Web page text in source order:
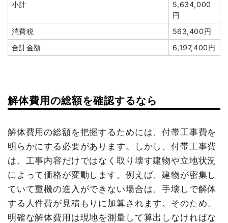
鉄骨造工場1階建て
坪数 47坪
建物解体費用 72万7,000円
鉄骨造工場47坪1階建て
47坪 15,468円
727,000円
木造住宅18坪2階建て
18坪 23,000円
414,000円
狭小地加算
4人工 17,600円
70,400円
養生費
0
0円
浄化槽・便槽撤去
1式
20,000円
有価物買取
1式
-70,000円
小計
5,634,000
円
消費税
563,400円
合計金額
6,197,400円
解体費用の総額を確認するなら
解体費用の総額を把握するためには、付帯工事費を
明らかにする必要があります。しかし、付帯工事費
は、工事内容だけではなく取り壊す建物や立地状況
によって価格が変動します。例えば、建物が密集し
ていて重機の進入ができない場合は、手壊しで解体
する人件費が見積もりに加算されます。そのため、
明確な解体費用は現地を測量して算出しなければな